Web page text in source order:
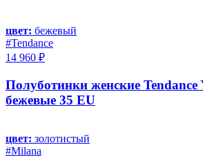
цвет: бежевый
#Tendance
14 960 ₽
Полуботинки женские Tendance
бежевые 35 EU
цвет: золотистый
#Milana